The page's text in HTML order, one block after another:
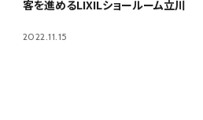
客を進めるLIXILショールーム立川
2022.11.15